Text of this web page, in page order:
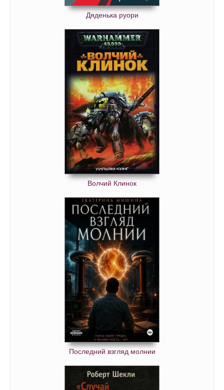
Дяденька руори
Волчий Клинок
Последний взгляд молнии